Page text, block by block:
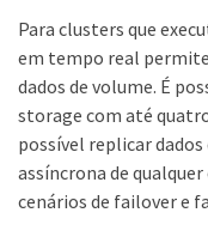
Para clusters que
em tempo real
dados de volume. É
storage com até
possível replicar
assíncrona de
cenários de failover e